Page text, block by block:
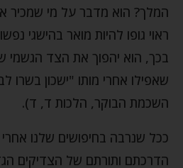
המלך? הוא מדבר על מי שמכיר
ראוי גופו להיות מואר בהישגי
בכך, הוא יהפוך את הצד הגשמי
שאפילו אחרי מותו "ישכון בשרו
השכמת הבוקר, הלכות ד, ד).
ככל שנרבה בחיפושים שלנו
הדרכתם ותורתם של הצדיקים